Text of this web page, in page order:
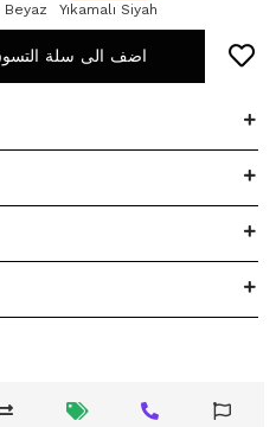
Beyaz Yıkamalı Siyah
اضف الى سلة